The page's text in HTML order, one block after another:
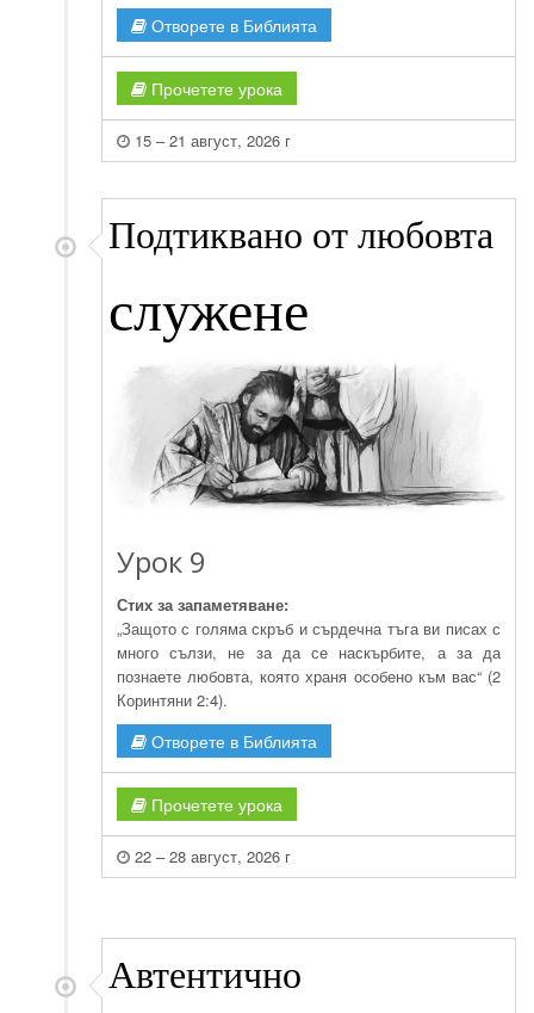
Отворете в Библията
Прочетете урока
15 – 21 август, 2026 г
Подтиквано от любовта
служене
Урок 9
Стих за запаметяване:
„Защото с голяма скръб и сърдечна тъга ви писах с
много сълзи, не за да се наскърбите, а за да
познаете любовта, която храня особено към вас“ (2
Коринтяни 2:4).
Отворете в Библията
Прочетете урока
22 – 28 август, 2026 г
Автентично